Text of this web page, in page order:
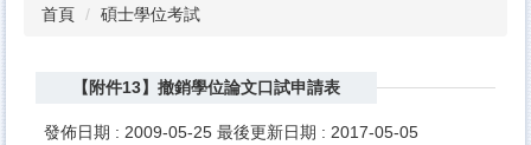
學術活動
研討會訊息及論文徵稿
首頁 碩士學位考試
【附件13】撤銷學位論文口試申請表
發佈日期 : 2009-05-25 最後更新日期 : 2017-05-05